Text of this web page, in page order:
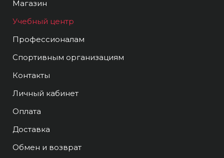
Магазин
Учебный центр
Профессионалам
Спортивным организациям
Контакты
Личный кабинет
Оплата
Доставка
Обмен и возврат